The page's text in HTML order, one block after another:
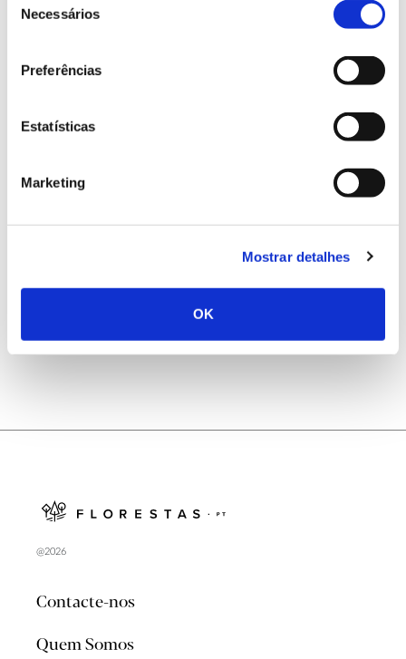
Necessários
Preferências
Estatísticas
Marketing
Mostrar detalhes
OK
02.07.2026
Registar galhas de Trichi em acácia-das-espigas:
cidadãos chamados a ajudar
25.06.2026
Natureza e florestas procuram jovens voluntários
no verão 2026
@2026
Contacte-nos
Quem Somos